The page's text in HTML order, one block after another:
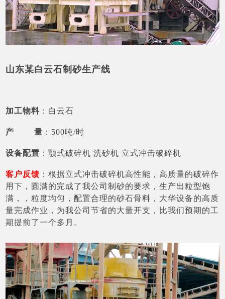
山东某白云石制砂生产线
加工物料 ：白云石
产 量 ：500吨/时
设备配置 ：颚式破碎机 洗砂机 立式冲击破碎机
客户反馈 ：根据立式冲击破碎机高性能，高质量的破碎作
用下，圆满的完成了我公司制砂的要求，生产出粒型饱
满，，粒度均匀，配置合理的砂石骨料，大华设备的高质
量完成作业，为我公司节省的大量开支，比我们预期的工
期提前了一个多月。